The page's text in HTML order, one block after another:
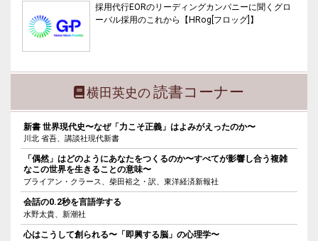
採用代行EORのリーディングカンパニーに聞くグロ
ーバル採用のこれから【HRog[フロッグ]】
横田英史の読書コーナー
新書 世界現代史〜なぜ「力こそ正義」はよみがえったのか〜
川北 省吾、講談社現代新書
「偶然」はどのようにあなたをつくるのか〜すべてが影響し合う複雑
なこの世界を生きることの意味〜
ブライアン・クラース、柴田裕之・訳、東洋経済新報社
会話の0.2秒を言語学する
水野太貴、新潮社
心はこうして創られる〜「即興する脳」の心理学〜